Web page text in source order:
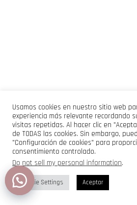
Usamos cookies en nuestro sitio web
experiencia más relevante recordando
visitas repetidas. Al hacer clic en
de TODAS las cookies. Sin embargo,
"Configuración de cookies" para
consentimiento controlado.
Do not sell my personal information.
Cookie Settings Aceptar